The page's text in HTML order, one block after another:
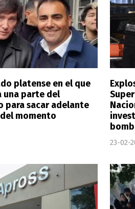
platense en el que
una parte del
para sacar adelante
momento
23-02-